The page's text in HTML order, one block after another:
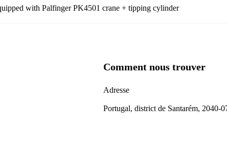
with Palfinger PK4501 crane + tipping cylinder
Comment nous trouver
Adresse
Portugal, district de Santarém, 2040-